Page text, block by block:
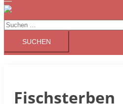
Suchen
nach:
Fischsterben